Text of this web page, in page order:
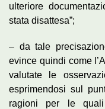
ulteriore
stata disattesa”;
– da tale
evince quindi come
valutate le
esprimendosi sul
ragioni per le